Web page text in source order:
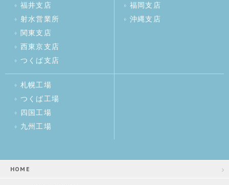
福井支店
射水営業所
関東支店
西東京支店
つくば支店
福岡支店
沖縄支店
札幌工場
つくば工場
四国工場
九州工場
HOME